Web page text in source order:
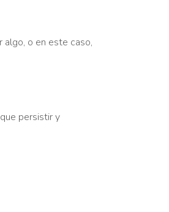
algo, o en este caso,
persistir y